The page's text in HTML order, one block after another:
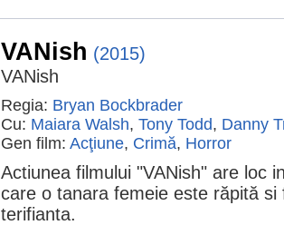
VANish (2015)
VANish
Regia: Bryan Bockbrader
Cu: Maiara Walsh, Tony Todd, Danny
Gen film: Acţiune, Crimă, Horror
Actiunea filmului "VANish" are loc
care o tanara femeie este răpită
terifianta.